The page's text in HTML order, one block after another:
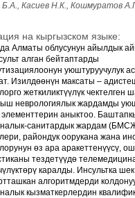
Касиев Н.К., Кошмуратов
на кыргызском языке:
Алматы облусунун айылдык
алган бейтаптарды
уюштуруучулук
Изилдөөнүн максаты –
жеткиликтүүлүк чектелген
неврологиялык жардамды
элементтерин аныктоо.
санитардык жардам
райондук оорукана жана
өз ара аракеттенүүсү,
тездетүүдө
каралды. Инсультка
алгоритмдерди
кызматкерлердин